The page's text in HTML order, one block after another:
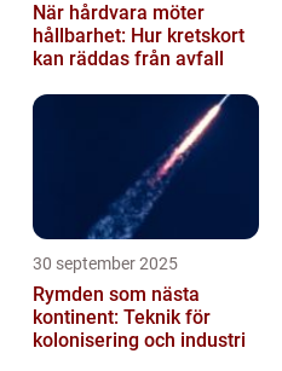
När hårdvara möter
hållbarhet: Hur kretskort
kan räddas från avfall
30 september 2025
Rymden som nästa
kontinent: Teknik för
kolonisering och industri